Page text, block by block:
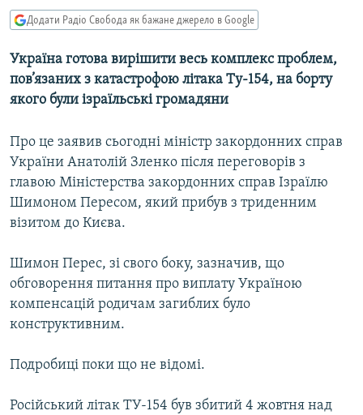
УКРАЇНА
СХЕМИ
МУЛЬТИМЕДІА
ФОТО
ПОДКАСТИ
КРИМ РЕАЛІЇ
РУС
КТАТ
ДОЛУЧАЙСЯ!
Додати Радіо Свобода як бажане джерело в Google
Україна готова вирішити весь комплекс проблем,
пов’язаних з катастрофою літака Ту-154, на борту
якого були ізраїльські громадяни
Про це заявив сьогодні міністр закордонних справ
України Анатолій Зленко після переговорів з
главою Міністерства закордонних справ Ізраїлю
Шимоном Пересом, який прибув з триденним
візитом до Києва.
Шимон Перес, зі свого боку, зазначив, що
обговорення питання про виплату Україною
компенсацій родичам загиблих було
конструктивним.
Подробиці поки що не відомі.
Російський літак ТУ-154 був збитий 4 жовтня над